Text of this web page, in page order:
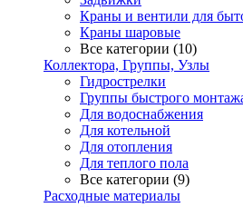
Краны и вентили для
Краны шаровые
Все категории (10)
Коллектора, Группы, Узлы
Гидрострелки
Группы быстрого
Для водоснабжения
Для котельной
Для отопления
Для теплого пола
Все категории (9)
Расходные материалы